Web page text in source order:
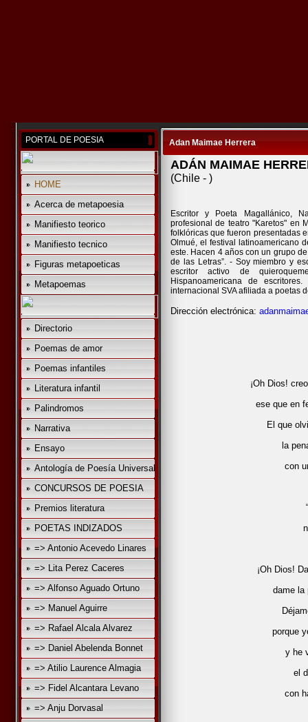
PORTAL DE POESIA
HOME
Acerca de metapoesia
Manifiesto teorico
Manifiesto tecnico
Figuras metapoeticas
Metapoemas
Directorio
Poemas de amor
Poemas infantiles
Literatura infantil
Palindromos
Narrativa
Ensayo
Antología de Poesía Universal
CONCURSOS DE POESIA
Premios literatura
POETAS INDIZADOS
=> Antonio Acevedo Linares
=> Lita Perez Caceres
=> Alfonso Aguado Ortuno
=> Manuel Aguirre
=> Rafael Alcala Alvarez
=> Daniel Abelenda Bonnet
=> Atilio Laurence Almagia
=> Fidel Alcantara Levano
=> Anju Dorvasal
Adan Maimae Herrera
ADÁN MAIMAE
(Chile - )
Escritor y Poeta Magallánico,
profesional de teatro "Karetos" en
folklóricas que fueron presentadas
Olmué, el festival latinoamericano
este. Hacen 4 años con un grupo
de las Letras”. - Soy miembro y
escritor activo de
Hispanoamericana de
internacional SVA afiliada a poetas
Dirección electrónica:
¡Oh Dios!
ese que en
El que
la
con
¡Oh Dios!
dame la
porque
y he
el
con